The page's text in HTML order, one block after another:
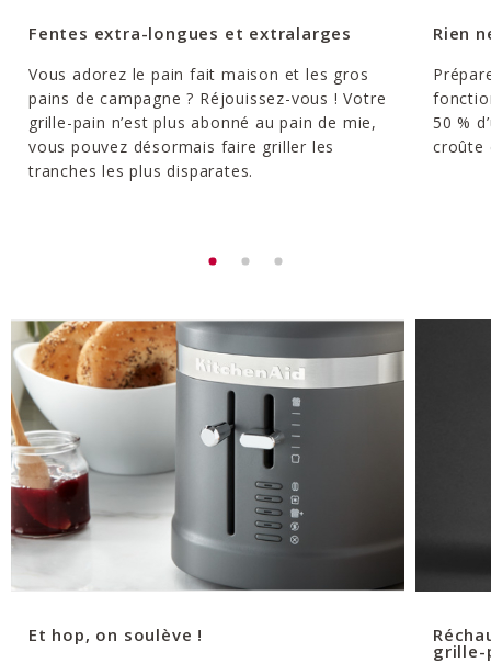
Fentes extra-longues et extralarges
Vous adorez le pain fait maison et les gros
pains de campagne ? Réjouissez-vous ! Votre
grille-pain n’est plus abonné au pain de mie,
vous pouvez désormais faire griller les
tranches les plus disparates.
Rien
50 %
croûte
Et hop, on soulève !
grille-